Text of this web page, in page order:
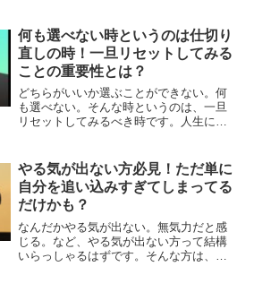
何も選べない時というのは仕切り
直しの時！一旦リセットしてみる
ことの重要性とは？
どちらがいいか選ぶことができない。何
も選べない。そんな時というのは、一旦
リセットしてみるべき時です。人生にお
セットについて解説していきます。
やる気が出ない方必見！ただ単に
自分を追い込みすぎてしまってる
だけかも？
なんだかやる気が出ない。無気力だと感
じる。など、やる気が出ない方って結構
いらっしゃるはずです。そんな方は、も